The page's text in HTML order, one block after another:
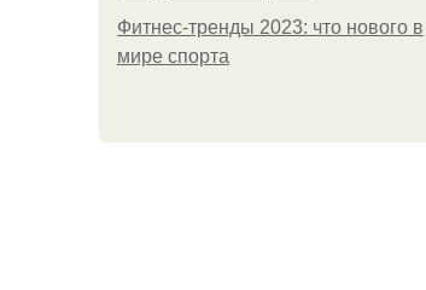
Фитнес-тренды 2023: что нового в
мире спорта